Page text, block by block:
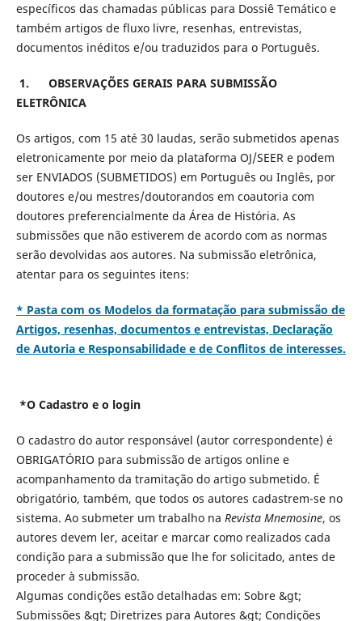
específicos das chamadas públicas para Dossiê Temático e
também artigos de fluxo livre, resenhas, entrevistas,
documentos inéditos e/ou traduzidos para o Português.
1. OBSERVAÇÕES GERAIS PARA SUBMISSÃO
ELETRÔNICA
Os artigos, com 15 até 30 laudas, serão submetidos apenas
eletronicamente por meio da plataforma OJ/SEER e podem
ser ENVIADOS (SUBMETIDOS) em Português ou Inglês, por
doutores e/ou mestres/doutorandos em coautoria com
doutores preferencialmente da Área de História. As
submissões que não estiverem de acordo com as normas
serão devolvidas aos autores. Na submissão eletrônica,
atentar para os seguintes itens:
* Pasta com os Modelos da formatação para submissão de
Artigos, resenhas, documentos e entrevistas, Declaração
de Autoria e Responsabilidade e de Conflitos de interesses.
*O Cadastro e o login
O cadastro do autor responsável (autor correspondente) é
OBRIGATÓRIO para submissão de artigos online e
acompanhamento da tramitação do artigo submetido. É
obrigatório, também, que todos os autores cadastrem-se no
sistema. Ao submeter um trabalho na Revista Mnemosine, os
autores devem ler, aceitar e marcar como realizados cada
condição para a submissão que lhe for solicitado, antes de
proceder à submissão.
Algumas condições estão detalhadas em: Sobre &gt;
Submissões &gt; Diretrizes para Autores &gt; Condições